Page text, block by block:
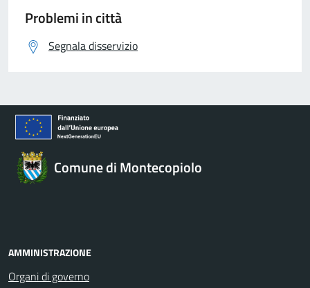
Problemi in città
Segnala disservizio
Comune di Montecopiolo
AMMINISTRAZIONE
Organi di governo